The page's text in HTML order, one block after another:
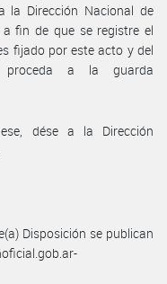
la Dirección Nacional de
a fin de que se registre el
fijado por este acto y del
proceda a la guarda
dése a la Dirección
Disposición se publican